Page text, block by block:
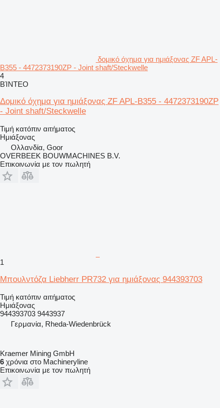
δομικό όχημα για ημιάξονας ZF APL-
B355 - 4472373190ZP - Joint shaft/Steckwelle
4
ΒΊΝΤΕΟ
Δομικό όχημα για ημιάξονας ZF APL-B355 - 4472373190ZP
- Joint shaft/Steckwelle
Τιμή κατόπιν αιτήματος
Ημιάξονας
Ολλανδία, Goor
OVERBEEK BOUWMACHINES B.V.
Επικοινωνία με τον πωλητή
1
Μπουλντόζα Liebherr PR732 για ημιάξονας 944393703
Τιμή κατόπιν αιτήματος
Ημιάξονας
944393703 9443937
Γερμανία, Rheda-Wiedenbrück
Kraemer Mining GmbH
6 χρόνια στο Machineryline
Επικοινωνία με τον πωλητή